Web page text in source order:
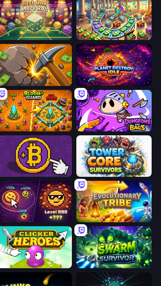
Just One More Roll Money Factory: Tycoon Idle Game
Mine Clicker Planet Destroy Idle
BloomGuard Dungeons and Bags
Money Maker Tower Core Survivors
Dominate All Shapes Evolutionary Tribe
Clicker Heroes Swarm Survivor